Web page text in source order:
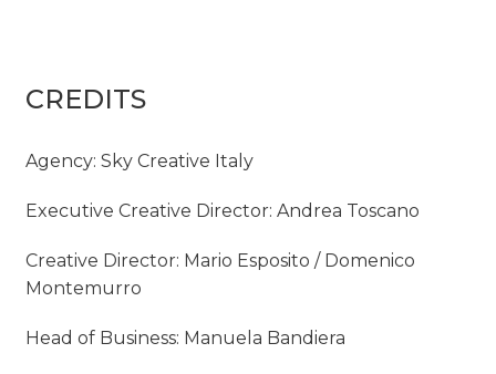
CREDITS
Agency: Sky Creative Italy
Executive Creative Director: Andrea Toscano
Creative Director: Mario Esposito / Domenico
Montemurro
Head of Business: Manuela Bandiera